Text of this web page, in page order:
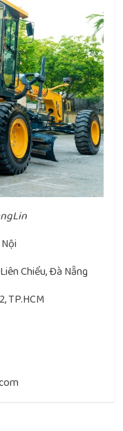
Chiểu, Đà Nẵng
TP.HCM